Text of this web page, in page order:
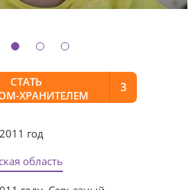
СТАТЬ
ХРАНИТЕЛЕМ
3
2011 год
область